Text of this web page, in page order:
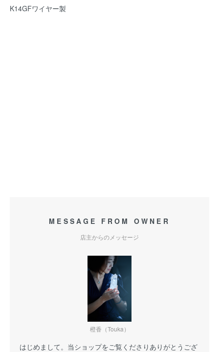
K14GFワイヤー製
MESSAGE FROM OWNER
店主からのメッセージ
橙香（Touka）
はじめまして。当ショップをご覧くださりありがとうござ